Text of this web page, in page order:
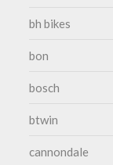
bh bikes
bon
bosch
btwin
cannondale